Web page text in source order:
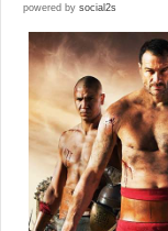
powered by social2s